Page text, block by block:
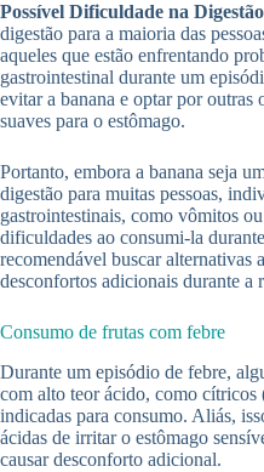
Possível Dificuldade na
digestão para a maioria das
aqueles que estão enfrentando
gastrointestinal durante um
evitar a banana e optar por outras
suaves para o estômago.
Portanto, embora a banana seja
digestão para muitas pessoas,
gastrointestinais, como vômitos
dificuldades ao consumi-la
recomendável buscar alternativas
desconfortos adicionais durante a
Consumo de frutas com febre
Durante um episódio de febre,
com alto teor ácido, como cítricos
indicadas para consumo. Aliás,
ácidas de irritar o estômago
causar desconforto adicional.